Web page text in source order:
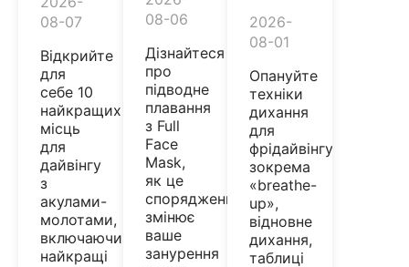
08-07
Відкрийте
для
себе 10
найкращих
місць
для
дайвінгу
з
акулами-
молотами,
включаючи
найкращі
08-06
Дізнайтеся
про
підводне
плавання
з Full
Face
Mask,
як це
спорядження
змінює
ваше
занурення
2026-
08-01
Опануйте
техніки
дихання
для
фрідайвінгу,
зокрема
«breathe-
up»,
відновне
дихання,
таблиці